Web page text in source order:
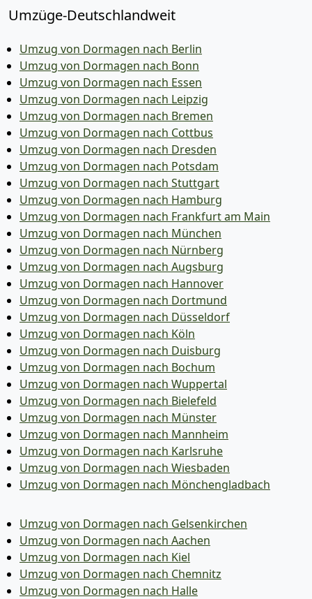
Umzüge-Deutschlandweit
Umzug von Dormagen nach Berlin
Umzug von Dormagen nach Bonn
Umzug von Dormagen nach Essen
Umzug von Dormagen nach Leipzig
Umzug von Dormagen nach Bremen
Umzug von Dormagen nach Cottbus
Umzug von Dormagen nach Dresden
Umzug von Dormagen nach Potsdam
Umzug von Dormagen nach Stuttgart
Umzug von Dormagen nach Hamburg
Umzug von Dormagen nach Frankfurt am Main
Umzug von Dormagen nach München
Umzug von Dormagen nach Nürnberg
Umzug von Dormagen nach Augsburg
Umzug von Dormagen nach Hannover
Umzug von Dormagen nach Dortmund
Umzug von Dormagen nach Düsseldorf
Umzug von Dormagen nach Köln
Umzug von Dormagen nach Duisburg
Umzug von Dormagen nach Bochum
Umzug von Dormagen nach Wuppertal
Umzug von Dormagen nach Bielefeld
Umzug von Dormagen nach Münster
Umzug von Dormagen nach Mannheim
Umzug von Dormagen nach Karlsruhe
Umzug von Dormagen nach Wiesbaden
Umzug von Dormagen nach Mönchen­gladbach
Umzug von Dormagen nach Gelsenkirchen
Umzug von Dormagen nach Aachen
Umzug von Dormagen nach Kiel
Umzug von Dormagen nach Chemnitz
Umzug von Dormagen nach Halle